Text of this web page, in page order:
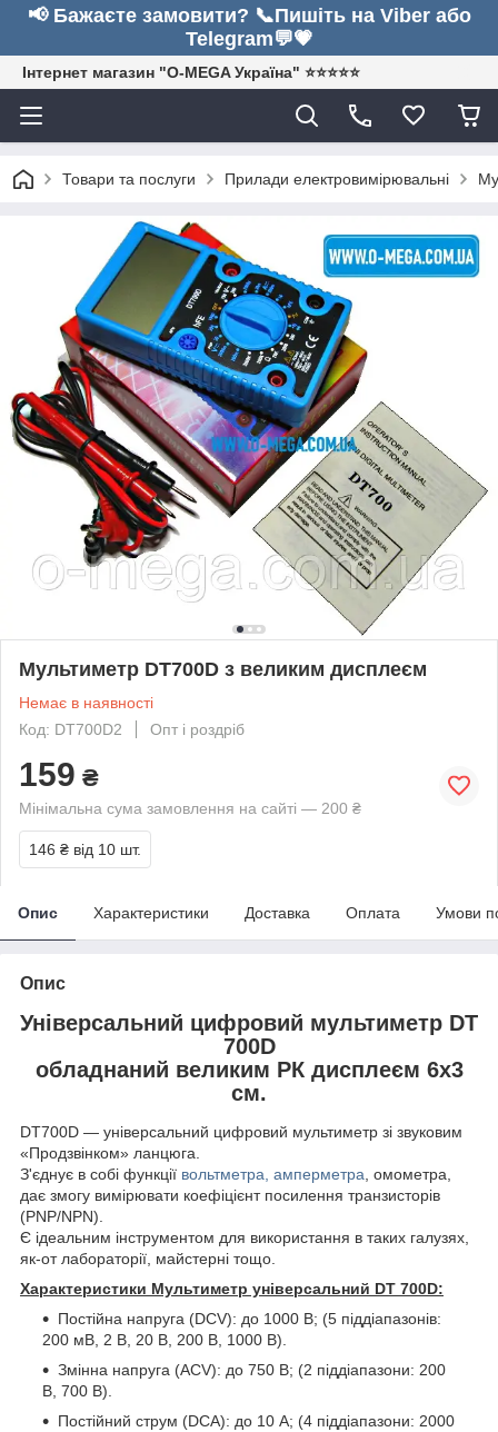
📢 Бажаєте замовити? 📞Пишіть на Viber або
Telegram💬💗
Інтернет магазин "O-MEGA Україна" ⭐⭐⭐⭐⭐
Товари та послуги Прилади електровимірювальні
Мультиметр DT700D з великим дисплеєм
Немає в наявності
Код: DT700D2
Опт і роздріб
159 ₴
Мінімальна сума замовлення на сайті — 200 ₴
146 ₴ від 10 шт.
Опис Характеристики Доставка Оплата Умови
Опис
Універсальний цифровий мультиметр DT
700D
обладнаний великим РК дисплеєм 6x3
см.
DT700D — універсальний цифровий мультиметр зі звуковим
«Продзвінком» ланцюга.
З'єднує в собі функції вольтметра, амперметра, омометра,
дає змогу вимірювати коефіцієнт посилення транзисторів
(PNP/NPN).
Є ідеальним інструментом для використання в таких галузях,
як-от лабораторії, майстерні тощо.
Характеристики Мультиметр універсальний DT 700D:
Постійна напруга (DCV): до 1000 В; (5 піддіапазонів:
200 мВ, 2 В, 20 В, 200 В, 1000 В).
Змінна напруга (ACV): до 750 В; (2 піддіапазони: 200
В, 700 В).
Постійний струм (DCA): до 10 А; (4 піддіапазони: 2000